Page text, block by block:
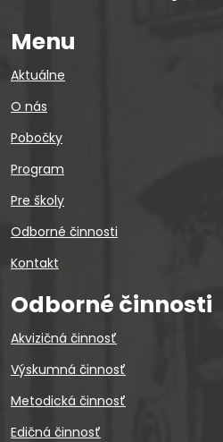
Menu
Aktuálne
O nás
Pobočky
Program
Pre školy
Odborné činnosti
Kontakt
Odborné činnosti
Akvizičná činnosť
Výskumná činnosť
Metodická činnosť
Edičná činnosť